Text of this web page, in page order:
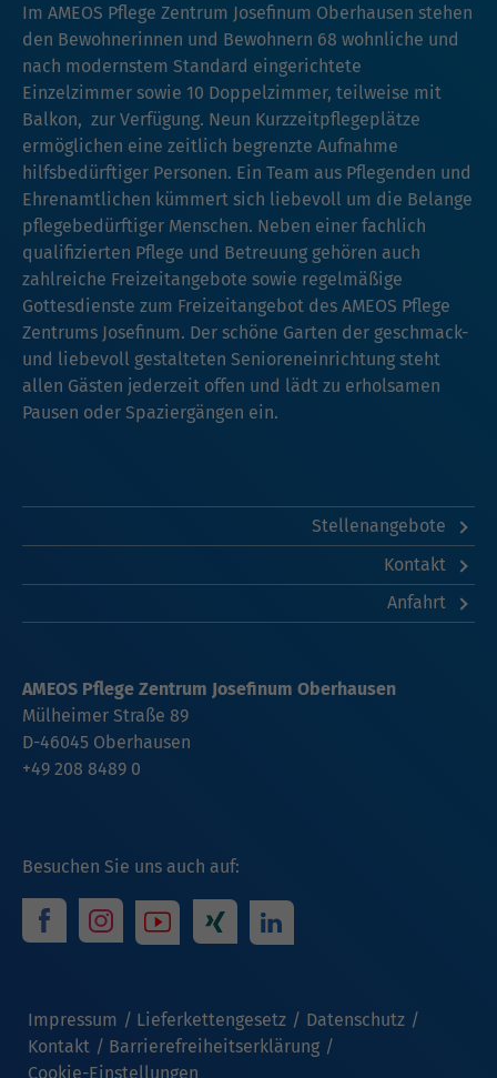
Im AMEOS Pflege Zentrum Josefinum Oberhausen stehen
den Bewohnerinnen und Bewohnern 68 wohnliche und
nach modernstem Standard eingerichtete
Einzelzimmer sowie 10 Doppelzimmer, teilweise mit
Balkon, zur Verfügung. Neun Kurzzeitpflegeplätze
ermöglichen eine zeitlich begrenzte Aufnahme
hilfsbedürftiger Personen. Ein Team aus Pflegenden und
Ehrenamtlichen kümmert sich liebevoll um die Belange
pflegebedürftiger Menschen. Neben einer fachlich
qualifizierten Pflege und Betreuung gehören auch
zahlreiche Freizeitangebote sowie regelmäßige
Gottesdienste zum Freizeitangebot des AMEOS Pflege
Zentrums Josefinum. Der schöne Garten der geschmack-
und liebevoll gestalteten Senioreneinrichtung steht
allen Gästen jederzeit offen und lädt zu erholsamen
Pausen oder Spaziergängen ein.
Stellenangebote
Kontakt
Anfahrt
Besuchen Sie uns auch auf:
Impressum Lieferkettengesetz
Datenschutz
Kontakt
Barrierefreiheitserklärung
Cookie-Einstellungen
AMEOS Pflege Zentrum Josefinum Oberhausen
Mülheimer Straße 89
D-46045 Oberhausen
+49 208 8489 0